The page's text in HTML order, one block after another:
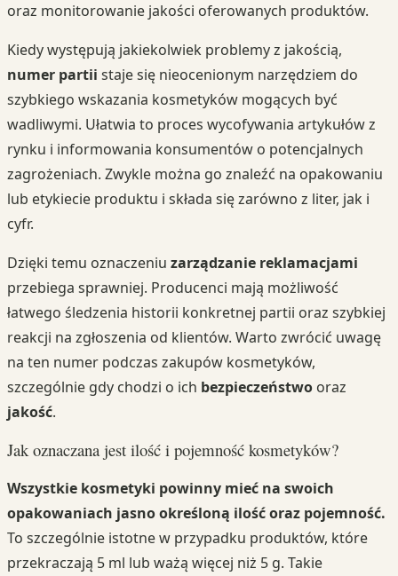
oraz monitorowanie jakości oferowanych produktów.
Kiedy występują jakiekolwiek problemy z jakością,
numer partii staje się nieocenionym narzędziem do
szybkiego wskazania kosmetyków mogących być
wadliwymi. Ułatwia to proces wycofywania artykułów z
rynku i informowania konsumentów o potencjalnych
zagrożeniach. Zwykle można go znaleźć na opakowaniu
lub etykiecie produktu i składa się zarówno z liter, jak i
cyfr.
Dzięki temu oznaczeniu zarządzanie reklamacjami
przebiega sprawniej. Producenci mają możliwość
łatwego śledzenia historii konkretnej partii oraz szybkiej
reakcji na zgłoszenia od klientów. Warto zwrócić uwagę
na ten numer podczas zakupów kosmetyków,
szczególnie gdy chodzi o ich bezpieczeństwo oraz
jakość.
Jak oznaczana jest ilość i pojemność kosmetyków?
Wszystkie kosmetyki powinny mieć na swoich
opakowaniach jasno określoną ilość oraz pojemność.
To szczególnie istotne w przypadku produktów, które
przekraczają 5 ml lub ważą więcej niż 5 g. Takie